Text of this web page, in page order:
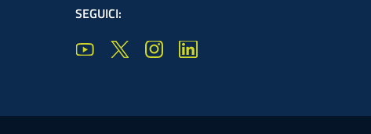
SEGUICI: